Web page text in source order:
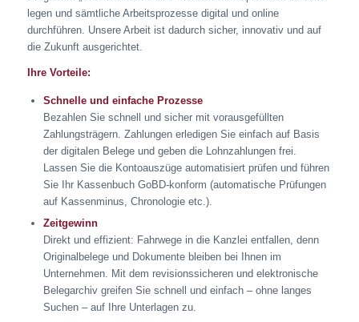
legen und sämtliche Arbeitsprozesse digital und online
durchführen. Unsere Arbeit ist dadurch sicher, innovativ und auf
die Zukunft ausgerichtet.
Ihre Vorteile:
Schnelle und einfache Prozesse
Bezahlen Sie schnell und sicher mit vorausgefüllten
Zahlungsträgern. Zahlungen erledigen Sie einfach auf Basis
der digitalen Belege und geben die Lohnzahlungen frei.
Lassen Sie die Kontoauszüge automatisiert prüfen und führen
Sie Ihr Kassenbuch GoBD-konform (automatische Prüfungen
auf Kassenminus, Chronologie etc.).
Zeitgewinn
Direkt und effizient: Fahrwege in die Kanzlei entfallen, denn
Originalbelege und Dokumente bleiben bei Ihnen im
Unternehmen. Mit dem revisionssicheren und elektronische
Belegarchiv greifen Sie schnell und einfach – ohne langes
Suchen – auf Ihre Unterlagen zu.